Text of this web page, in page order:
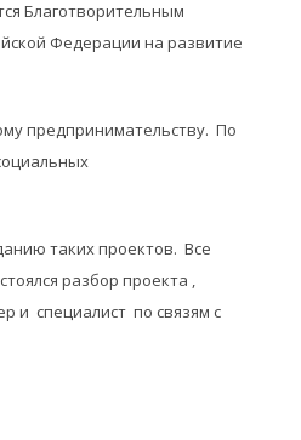
Благотворительным
Федерации на развитие
предпринимательству. По
таких проектов. Все
разбор проекта ,
и специалист по связям с